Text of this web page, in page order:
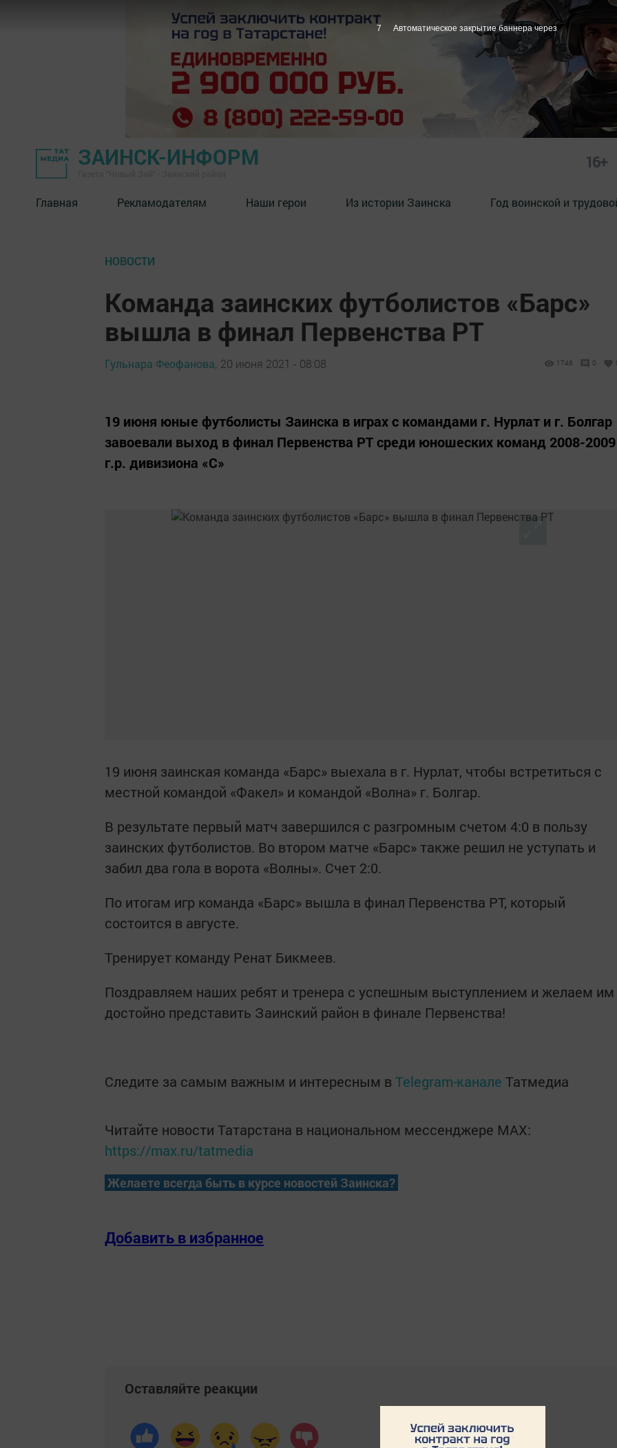
ЗАИНСК-ИНФОРМ 16+
Главная Рекламодателям Наши герои Из истории Заинска Год воинской и
НОВОСТИ
Команда заинских футболистов «Барс»
вышла в финал Первенства РТ
Гульнара Феофанова, 20 июня 2021 - 08:08 1746 0
19 июня юные футболисты Заинска в играх с командами г. Нурлат и г. Болгар
завоевали выход в финал Первенства РТ среди юношеских команд 2008-2009
г.р. дивизиона «С»
19 июня заинская команда «Барс» выехала в г. Нурлат, чтобы встретиться с
местной командой «Факел» и командой «Волна» г. Болгар.
В результате первый матч завершился с разгромным счетом 4:0 в пользу
заинских футболистов. Во втором матче «Барс» также решил не уступать и
забил два гола в ворота «Волны». Счет 2:0.
По итогам игр команда «Барс» вышла в финал Первенства РТ, который
состоится в августе.
Тренирует команду Ренат Бикмеев.
Поздравляем наших ребят и тренера с успешным выступлением и желаем им
достойно представить Заинский район в финале Первенства!
Следите за самым важным и интересным в Telegram-канале Татмедиа
Читайте новости Татарстана в национальном мессенджере MАХ:
https://max.ru/tatmedia
Желаете всегда быть в курсе новостей Заинска?
Добавить в избранное
Оставляйте реакции
6 Автоматическое закрытие баннера через